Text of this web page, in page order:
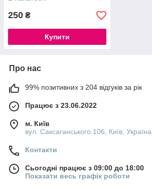
250 ₴
Купити
Про нас
99% позитивних з 204 відгуків за рік
Працює з 23.06.2022
м. Київ
вул. Саксаганського 106, Київ, Україна
Контакти
Сьогодні працює з 09:00 до 18:00
Показати весь графік роботи